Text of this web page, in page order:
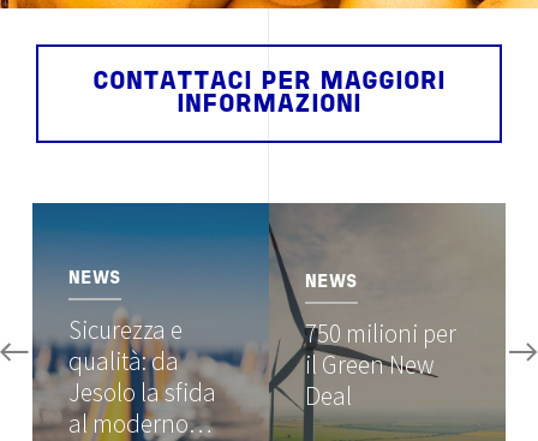
CONTATTACI PER MAGGIORI
INFORMAZIONI
NEWS
Sicurezza e
qualità: da
Jesolo la sfida
al moderno…
NEWS
750 milioni per
il Green New
Deal